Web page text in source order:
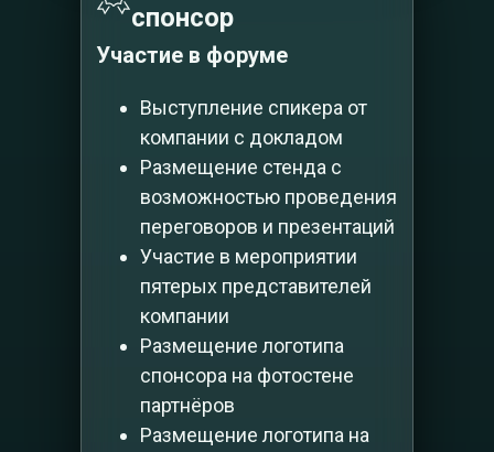
спонсор
Участие в форуме
Выступление спикера от
компании с докладом
Размещение стенда с
возможностью проведения
переговоров и презентаций
Участие в мероприятии
пятерых представителей
компании
Размещение логотипа
спонсора на фотостене
партнёров
Размещение логотипа на